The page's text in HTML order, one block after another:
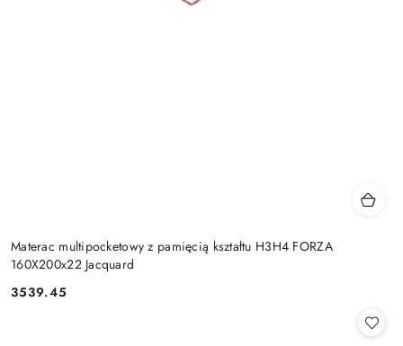
Materac multipocketowy z pamięcią kształtu H3H4 FORZA
160X200x22 Jacquard
Cena:
3539.45